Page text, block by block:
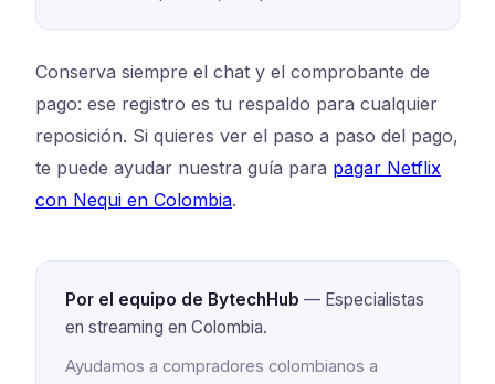
Conserva siempre el chat y el comprobante de
pago: ese registro es tu respaldo para cualquier
reposición. Si quieres ver el paso a paso del pago,
te puede ayudar nuestra guía para pagar Netflix
con Nequi en Colombia.
Por el equipo de BytechHub — Especialistas
en streaming en Colombia.
Ayudamos a compradores colombianos a